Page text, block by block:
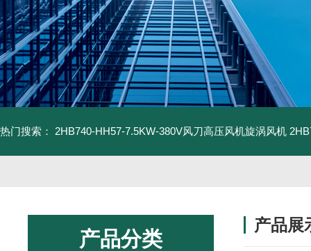
热门搜索： 2HB740-HH57-7.5KW-380V风刀高压风机旋涡风机
产品分类
产品展